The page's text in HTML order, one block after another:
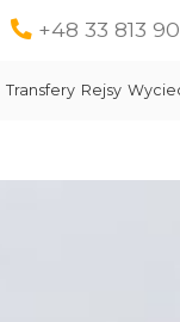
+48 33 813
Transfery Rejsy